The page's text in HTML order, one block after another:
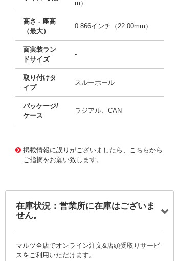
m）
高さ - 座高
（最大）
0.866インチ（22.00mm）
面実装ラン
ドサイズ
-
取り付けタ
イプ
スルーホール
パッケージ/
ケース
ラジアル、CAN
掲載情報に誤りがございましたら、こちらから
ご指摘をお願い致します。
在庫状況：営業所に在庫はございま
せん。
マルツ全店でオンライン注文&店頭受取りサービ
スをご利用いただけます。